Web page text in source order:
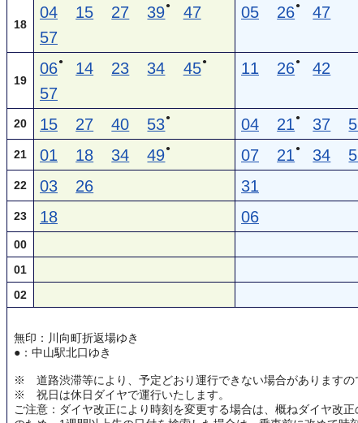
18
04 15 27 39●
47
57
05 26● 47
19
06● 14 23 34 45 ●
57
11 26● 42
20 15 27 40 53● 04 21 ● 37
21 01 18 34 49● 07 21 ● 34
22 03 26 31
23 18 06
00
01
02
無印：川向町折返場ゆき
●：中山駅北口ゆき
※ 道路渋滞等により、予定どおり運行できない場合がありますの
※ 祝日は休日ダイヤで運行いたします。
ご注意：ダイヤ改正により時刻を変更する場合は、概ねダイヤ改